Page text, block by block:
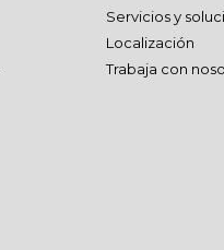
Servicios y
Localización
Trabaja con